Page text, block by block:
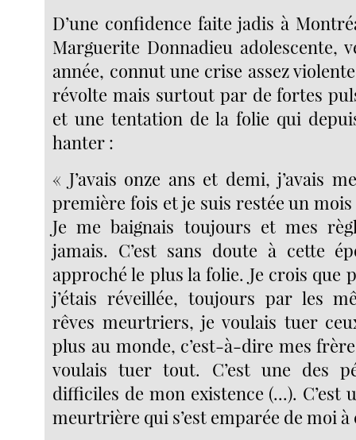
D’une confidence faite jadis à
Marguerite Donnadieu adolescente,
année, connut une crise assez
révolte mais surtout par de fortes
et une tentation de la folie qui
hanter :
« J’avais onze ans et demi, j’avais
première fois et je suis restée un mois
Je me baignais toujours et mes
jamais. C’est sans doute à cette
approché le plus la folie. Je crois que
j’étais réveillée, toujours par les
rêves meurtriers, je voulais tuer
plus au monde, c’est-à-dire mes
voulais tuer tout. C’est une des
difficiles de mon existence (...). C’est
meurtrière qui s’est emparée de moi à